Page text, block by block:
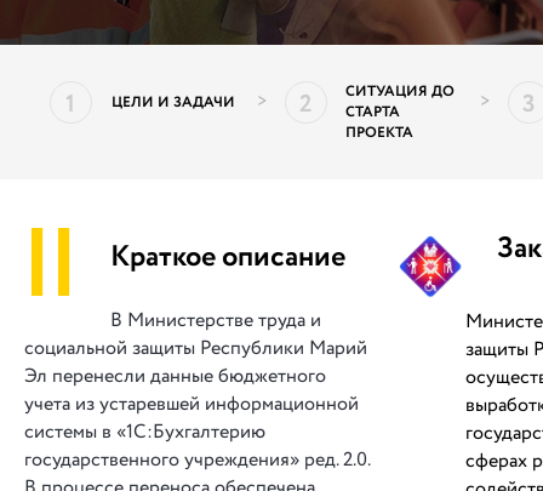
1 ЦЕЛИ И ЗАДАЧИ > 2
СИТУАЦИЯ ДО
СТАРТА
ПРОЕКТА
> 3
|| Краткое описание
В Министерстве труда и
социальной защиты Республики Марий
Эл перенесли данные бюджетного
учета из устаревшей информационной
системы в «1С:Бухгалтерию
государственного учреждения» ред. 2.0.
защиты
сферах